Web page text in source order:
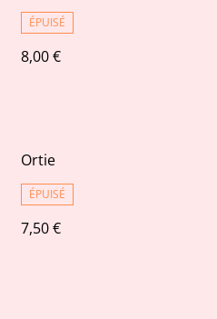
ÉPUISÉ
8,00 €
Ortie
ÉPUISÉ
7,50 €